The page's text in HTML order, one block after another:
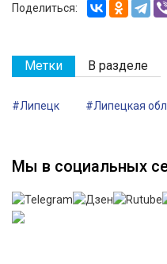
Поделиться:
Метки В разделе
#Липецк #Липецкая
Мы в социальных